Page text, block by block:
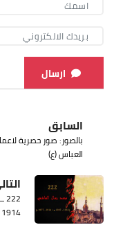
ارسال
السابق
بالصور: صور حصرية
العباس (ع)
1914 ــ 1977 م)